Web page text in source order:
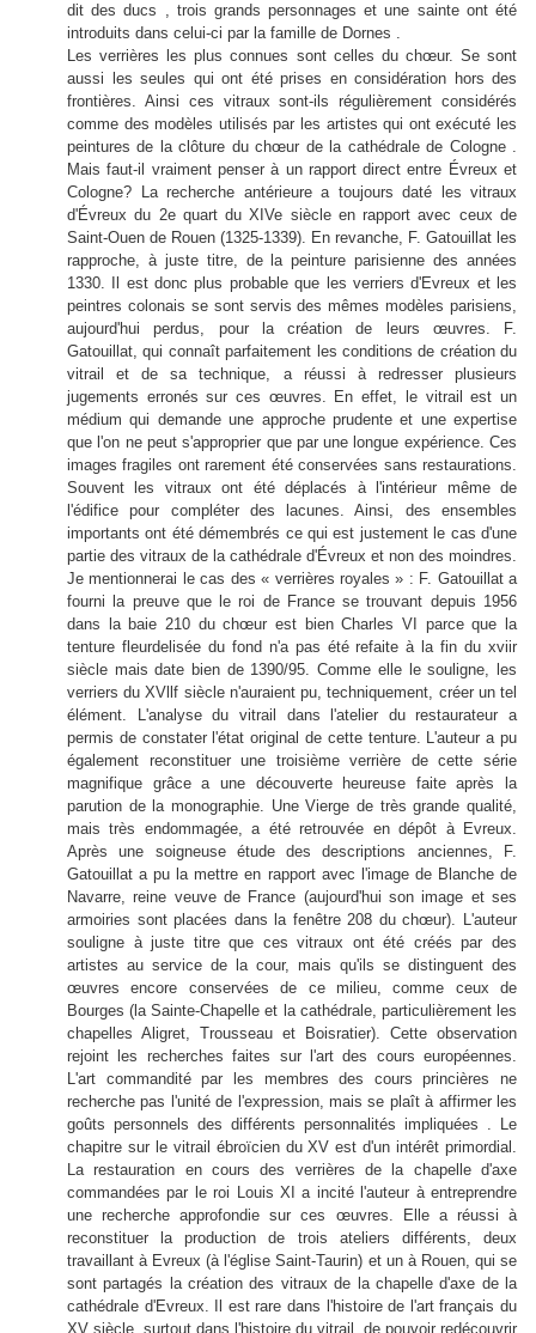
dit des ducs , trois grands personnages et une sainte ont été
introduits dans celui-ci par la famille de Dornes .
Les verrières les plus connues sont celles du chœur. Se sont
aussi les seules qui ont été prises en considération hors des
frontières. Ainsi ces vitraux sont-ils régulièrement considérés
comme des modèles utilisés par les artistes qui ont exécuté les
peintures de la clôture du chœur de la cathédrale de Cologne .
Mais faut-il vraiment penser à un rapport direct entre Évreux et
Cologne? La recherche antérieure a toujours daté les vitraux
d'Évreux du 2e quart du XIVe siècle en rapport avec ceux de
Saint-Ouen de Rouen (1325-1339). En revanche, F. Gatouillat les
rapproche, à juste titre, de la peinture parisienne des années
1330. Il est donc plus probable que les verriers d'Evreux et les
peintres colonais se sont servis des mêmes modèles parisiens,
aujourd'hui perdus, pour la création de leurs œuvres. F.
Gatouillat, qui connaît parfaitement les conditions de création du
vitrail et de sa technique, a réussi à redresser plusieurs
jugements erronés sur ces œuvres. En effet, le vitrail est un
médium qui demande une approche prudente et une expertise
que l'on ne peut s'approprier que par une longue expérience. Ces
images fragiles ont rarement été conservées sans restaurations.
Souvent les vitraux ont été déplacés à l'intérieur même de
l'édifice pour compléter des lacunes. Ainsi, des ensembles
importants ont été démembrés ce qui est justement le cas d'une
partie des vitraux de la cathédrale d'Évreux et non des moindres.
Je mentionnerai le cas des « verrières royales » : F. Gatouillat a
fourni la preuve que le roi de France se trouvant depuis 1956
dans la baie 210 du chœur est bien Charles VI parce que la
tenture fleurdelisée du fond n'a pas été refaite à la fin du xviir
siècle mais date bien de 1390/95. Comme elle le souligne, les
verriers du XVllf siècle n'auraient pu, techniquement, créer un tel
élément. L'analyse du vitrail dans l'atelier du restaurateur a
permis de constater l'état original de cette tenture. L'auteur a pu
également reconstituer une troisième verrière de cette série
magnifique grâce a une découverte heureuse faite après la
parution de la monographie. Une Vierge de très grande qualité,
mais très endommagée, a été retrouvée en dépôt à Evreux.
Après une soigneuse étude des descriptions anciennes, F.
Gatouillat a pu la mettre en rapport avec l'image de Blanche de
Navarre, reine veuve de France (aujourd'hui son image et ses
armoiries sont placées dans la fenêtre 208 du chœur). L'auteur
souligne à juste titre que ces vitraux ont été créés par des
artistes au service de la cour, mais qu'ils se distinguent des
œuvres encore conservées de ce milieu, comme ceux de
Bourges (la Sainte-Chapelle et la cathédrale, particulièrement les
chapelles Aligret, Trousseau et Boisratier). Cette observation
rejoint les recherches faites sur l'art des cours européennes.
L'art commandité par les membres des cours princières ne
recherche pas l'unité de l'expression, mais se plaît à affirmer les
goûts personnels des différents personnalités impliquées . Le
chapitre sur le vitrail ébroïcien du XV est d'un intérêt primordial.
La restauration en cours des verrières de la chapelle d'axe
commandées par le roi Louis XI a incité l'auteur à entreprendre
une recherche approfondie sur ces œuvres. Elle a réussi à
reconstituer la production de trois ateliers différents, deux
travaillant à Evreux (à l'église Saint-Taurin) et un à Rouen, qui se
sont partagés la création des vitraux de la chapelle d'axe de la
cathédrale d'Evreux. Il est rare dans l'histoire de l'art français du
XV siècle, surtout dans l'histoire du vitrail, de pouvoir redécouvrir